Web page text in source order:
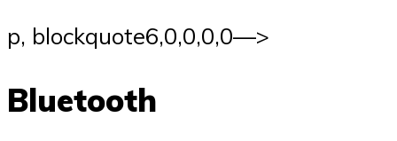
p, blockquote6,0,0,0,0—>
Bluetooth